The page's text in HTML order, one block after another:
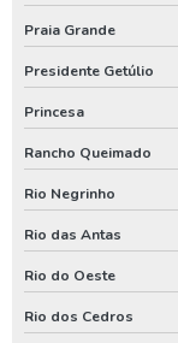
Poço artesiano
Assistencia de bomba
Assistencia de
Conserto de poço
Conserto de poço
Praia Grande
Presidente Getúlio
Princesa
Rancho Queimado
Rio Negrinho
Rio das Antas
Rio do Oeste
Rio dos Cedros